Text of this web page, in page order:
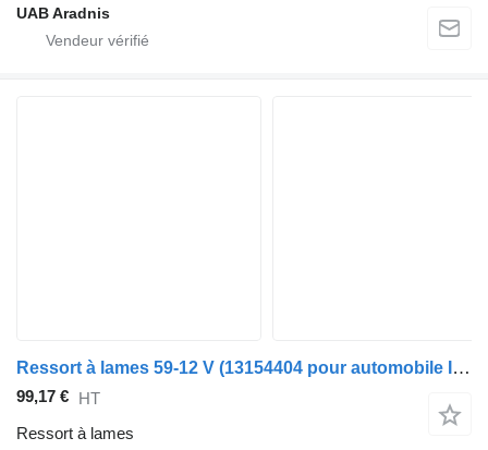
UAB Aradnis
Ressort à lames 59-12 V (13154404 pour automobile IVECO DAILY II Furgon/Estate
99,17 € HT
Ressort à lames